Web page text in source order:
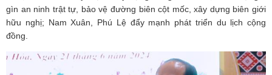
gìn an ninh trật tự, bảo vệ đường biên cột mốc, xây dựng biên giới
hữu nghị; Nam Xuân, Phú Lệ đẩy mạnh phát triển du lịch cộng
đồng.